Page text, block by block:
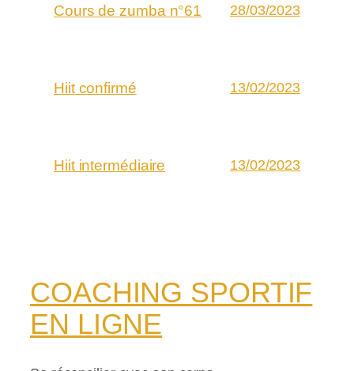
Cours de zumba n°61 28/03/2023
Hiit confirmé 13/02/2023
Hiit intermédiaire 13/02/2023
COACHING SPORTIF
EN LIGNE